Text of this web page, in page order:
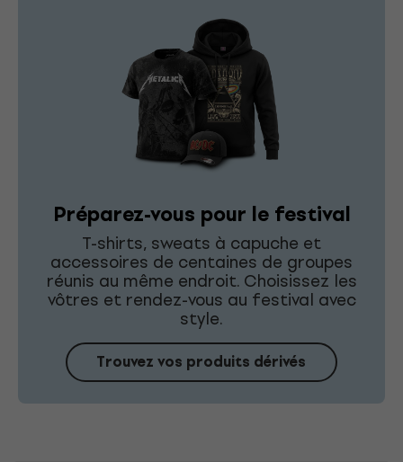
Préparez-vous pour le festival
T-shirts, sweats à capuche et
accessoires de centaines de groupes
réunis au même endroit. Choisissez les
vôtres et rendez-vous au festival avec
style.
Trouvez vos produits dérivés